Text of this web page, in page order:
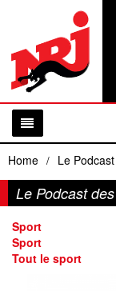
Home / Le
Le Podcast
Sport
Sport
Tout le sport